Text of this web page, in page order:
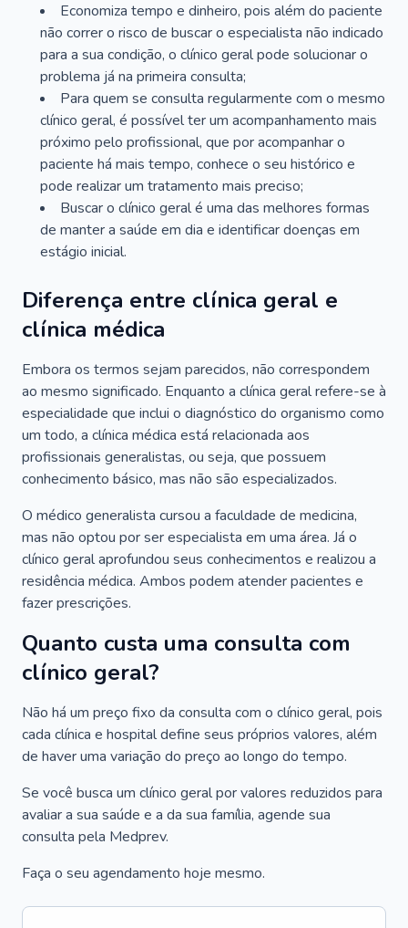
Economiza tempo e dinheiro, pois além do paciente
não correr o risco de buscar o especialista não indicado
para a sua condição, o clínico geral pode solucionar o
problema já na primeira consulta;
Para quem se consulta regularmente com o mesmo
clínico geral, é possível ter um acompanhamento mais
próximo pelo profissional, que por acompanhar o
paciente há mais tempo, conhece o seu histórico e
pode realizar um tratamento mais preciso;
Buscar o clínico geral é uma das melhores formas
de manter a saúde em dia e identificar doenças em
estágio inicial.
Diferença entre clínica geral e
clínica médica
Embora os termos sejam parecidos, não correspondem
ao mesmo significado. Enquanto a clínica geral refere-se à
especialidade que inclui o diagnóstico do organismo como
um todo, a clínica médica está relacionada aos
profissionais generalistas, ou seja, que possuem
conhecimento básico, mas não são especializados.
O médico generalista cursou a faculdade de medicina,
mas não optou por ser especialista em uma área. Já o
clínico geral aprofundou seus conhecimentos e realizou a
residência médica. Ambos podem atender pacientes e
fazer prescrições.
Quanto custa uma consulta com
clínico geral?
Não há um preço fixo da consulta com o clínico geral, pois
cada clínica e hospital define seus próprios valores, além
de haver uma variação do preço ao longo do tempo.
Se você busca um clínico geral por valores reduzidos para
avaliar a sua saúde e a da sua família, agende sua
consulta pela Medprev.
Faça o seu agendamento hoje mesmo.